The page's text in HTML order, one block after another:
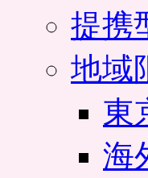
提携
地域
東
海